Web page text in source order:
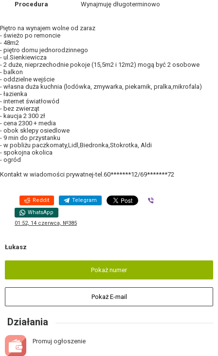
Procedura Wynajmuję długoterminowo
Piętro na wynajem wolne od zaraz
- świeżo po remoncie
- 48m2
- piętro domu jednorodzinnego
- ul.Sienkiewicza
- 2 duże, nieprzechodnie pokoje (15,5m2 i 12m2) mogą być 2 osobowe
- balkon
- oddzielne wejście
- własna duża kuchnia (lodówka, zmywarka, piekarnik, pralka,mikrofala)
- łazienka
- internet światłowód
- bez zwierząt
- kaucja 2 300 zł
- cena 2300 + media
- obok sklepy osiedlowe
- 9 min do przystanku
- w pobliżu paczkomaty,Lidl,Biedronka,Stokrotka, Aldi
- spokojna okolica
- ogród
Kontakt w wiadomości prywatnej-tel.60*******12/69*******72
Reddit Telegram
WhatsApp
01:52, 14 czerwca, №385
Łukasz
Pokaż numer
Pokaż E-mail
Działania
Promuj ogłoszenie